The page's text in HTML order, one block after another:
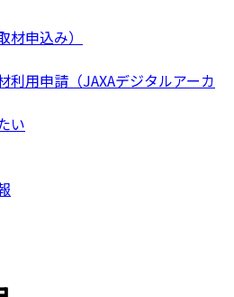
申込み）
利用申請（JAXAデジタルアーカ
い